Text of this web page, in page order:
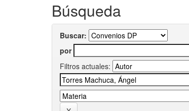
Búsqueda
Buscar:
por
Filtros actuales: